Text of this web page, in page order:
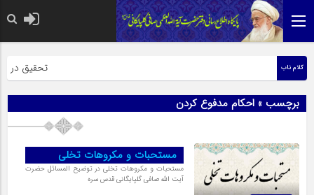
کلام ناب تحقیق در
برچسب » احکام مدفوع کردن
مستحبات و مكروهات تخلی
مستحبات و مكروهات تخلی در توضیح المسائل حضرت
آیت الله صافی گلپایگانی قدس سره